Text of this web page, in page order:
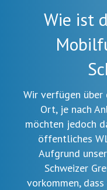
Wie ist
Wir verfügen über
Ort, je nach
möchten jedoch
öffentliches
Aufgrund
Schweizer
vorkommen,